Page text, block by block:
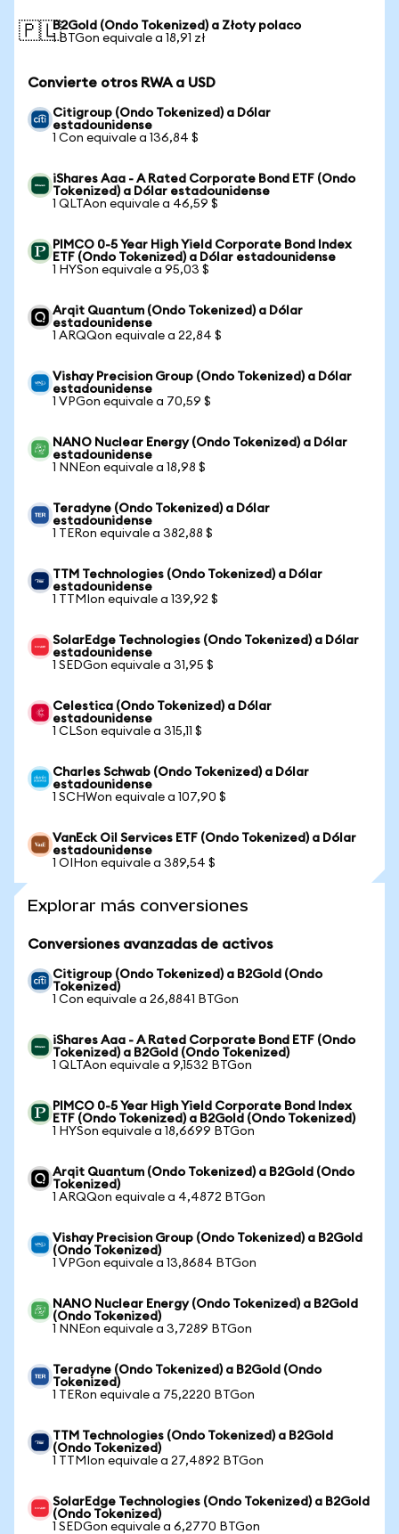
🇵🇱B2Gold (Ondo Tokenized) a Złoty polaco
1 BTGon equivale a 18,91 zł
Convierte otros RWA a USD
Citigroup (Ondo Tokenized) a Dólar
estadounidense
1 Con equivale a 136,84 $
iShares Aaa - A Rated Corporate Bond ETF (Ondo
Tokenized) a Dólar estadounidense
1 QLTAon equivale a 46,59 $
PIMCO 0-5 Year High Yield Corporate Bond Index
ETF (Ondo Tokenized) a Dólar estadounidense
1 HYSon equivale a 95,03 $
Arqit Quantum (Ondo Tokenized) a Dólar
estadounidense
1 ARQQon equivale a 22,84 $
Vishay Precision Group (Ondo Tokenized) a Dólar
estadounidense
1 VPGon equivale a 70,59 $
NANO Nuclear Energy (Ondo Tokenized) a Dólar
estadounidense
1 NNEon equivale a 18,98 $
Teradyne (Ondo Tokenized) a Dólar
estadounidense
1 TERon equivale a 382,88 $
TTM Technologies (Ondo Tokenized) a Dólar
estadounidense
1 TTMIon equivale a 139,92 $
SolarEdge Technologies (Ondo Tokenized) a Dólar
estadounidense
1 SEDGon equivale a 31,95 $
Celestica (Ondo Tokenized) a Dólar
estadounidense
1 CLSon equivale a 315,11 $
Charles Schwab (Ondo Tokenized) a Dólar
estadounidense
1 SCHWon equivale a 107,90 $
VanEck Oil Services ETF (Ondo Tokenized) a Dólar
estadounidense
1 OIHon equivale a 389,54 $
Explorar más conversiones
Conversiones avanzadas de activos
Citigroup (Ondo Tokenized) a B2Gold (Ondo
Tokenized)
1 Con equivale a 26,8841 BTGon
iShares Aaa - A Rated Corporate Bond ETF (Ondo
Tokenized) a B2Gold (Ondo Tokenized)
1 QLTAon equivale a 9,1532 BTGon
PIMCO 0-5 Year High Yield Corporate Bond Index
ETF (Ondo Tokenized) a B2Gold (Ondo Tokenized)
1 HYSon equivale a 18,6699 BTGon
Arqit Quantum (Ondo Tokenized) a B2Gold (Ondo
Tokenized)
1 ARQQon equivale a 4,4872 BTGon
Vishay Precision Group (Ondo Tokenized) a B2Gold
(Ondo Tokenized)
1 VPGon equivale a 13,8684 BTGon
NANO Nuclear Energy (Ondo Tokenized) a B2Gold
(Ondo Tokenized)
1 NNEon equivale a 3,7289 BTGon
Teradyne (Ondo Tokenized) a B2Gold (Ondo
Tokenized)
1 TERon equivale a 75,2220 BTGon
TTM Technologies (Ondo Tokenized) a B2Gold
(Ondo Tokenized)
1 TTMIon equivale a 27,4892 BTGon
SolarEdge Technologies (Ondo Tokenized) a B2Gold
(Ondo Tokenized)
1 SEDGon equivale a 6,2770 BTGon